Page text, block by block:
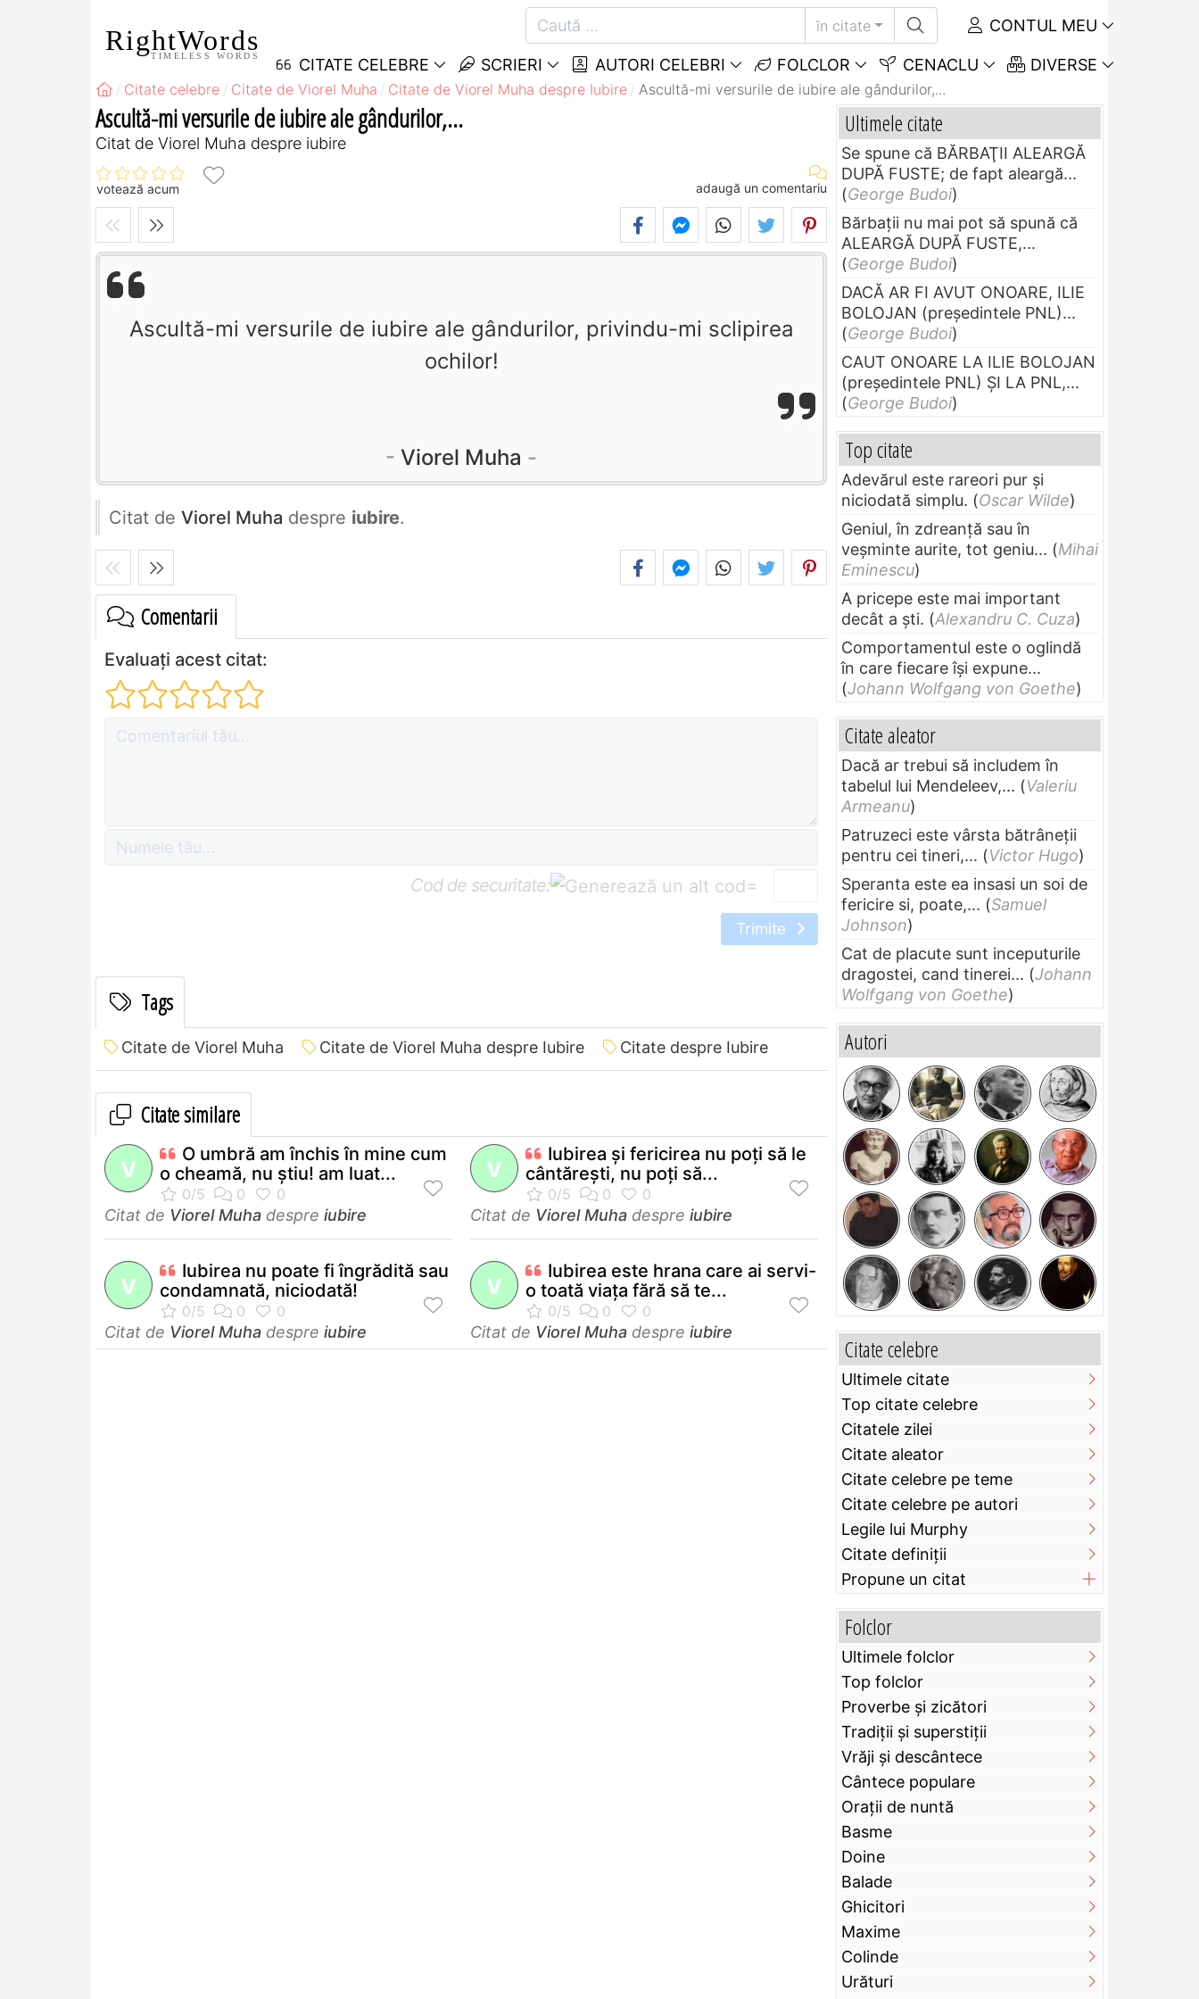
RightWords
TIMELESS WORDS
în citate CONTUL MEU
CITATE CELEBRE SCRIERI AUTORI CELEBRI FOLCLOR CENACLU DIVERSE
Citate celebre Citate de Viorel Muha Citate de Viorel Muha despre Iubire Ascultă-mi versurile de iubire ale gândurilor,...
Ascultă-mi versurile de iubire ale gândurilor,...
Citat de Viorel Muha despre iubire
votează acum adaugă un comentariu
Ascultă-mi versurile de iubire ale gândurilor, privindu-mi sclipirea
ochilor!
Viorel Muha
Citat de Viorel Muha despre iubire.
Comentarii
Evaluați acest citat:
Cod de securitate: =
Trimite
Tags
Citate de Viorel Muha Citate de Viorel Muha despre Iubire Citate despre Iubire
Citate similare
V
O umbră am închis în mine cum
o cheamă, nu ştiu! am luat...
Citat de Viorel Muha despre iubire
V
Iubirea şi fericirea nu poţi să le
cântăreşti, nu poţi să...
Citat de Viorel Muha despre iubire
V
Iubirea nu poate fi îngrădită sau
condamnată, niciodată!
Citat de Viorel Muha despre iubire
V
Iubirea este hrana care ai servi-
o toată viaţa fără să te...
Citat de Viorel Muha despre iubire
Ultimele citate
Se spune că BĂRBAŢII ALEARGĂ
DUPĂ FUSTE; de fapt aleargă...
(George Budoi)
Bărbaţii nu mai pot să spună că
ALEARGĂ DUPĂ FUSTE,...
(George Budoi)
DACĂ AR FI AVUT ONOARE, ILIE
BOLOJAN (preşedintele PNL)...
(George Budoi)
CAUT ONOARE LA ILIE BOLOJAN
(preşedintele PNL) ŞI LA PNL,...
(George Budoi)
Top citate
Adevărul este rareori pur și
niciodată simplu. (Oscar Wilde)
Geniul, în zdreanţă sau în
veşminte aurite, tot geniu... (Mihai
Eminescu)
A pricepe este mai important
decât a ști. (Alexandru C. Cuza)
Comportamentul este o oglindă
în care fiecare își expune...
(Johann Wolfgang von Goethe)
Citate aleator
Dacă ar trebui să includem în
tabelul lui Mendeleev,... (Valeriu
Armeanu)
Patruzeci este vârsta bătrâneții
pentru cei tineri,... (Victor Hugo)
Speranta este ea insasi un soi de
fericire si, poate,... (Samuel
Johnson)
Cat de placute sunt inceputurile
dragostei, cand tinerei... (Johann
Wolfgang von Goethe)
Autori
Citate celebre
Ultimele citate
Top citate celebre
Citatele zilei
Citate aleator
Citate celebre pe teme
Citate celebre pe autori
Legile lui Murphy
Citate definiţii
Propune un citat
Folclor
Ultimele folclor
Top folclor
Proverbe și zicători
Tradiții și superstiții
Vrăji și descântece
Cântece populare
Orații de nuntă
Basme
Doine
Balade
Ghicitori
Maxime
Colinde
Urături